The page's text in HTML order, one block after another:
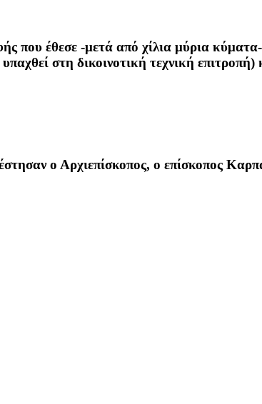
που έθεσε -μετά από χίλια μύρια
στη δικοινοτική τεχνική
ο Αρχιεπίσκοπος, ο επίσκοπος